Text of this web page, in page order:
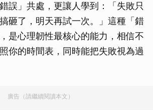
誤」共處，更讓人學到：「失敗只
砸了，明天再試一次。」這種「錯
是心理韌性最核心的能力，相信不
你的時間表，同時能把失敗視為過
廣告（請繼續閱讀本文）